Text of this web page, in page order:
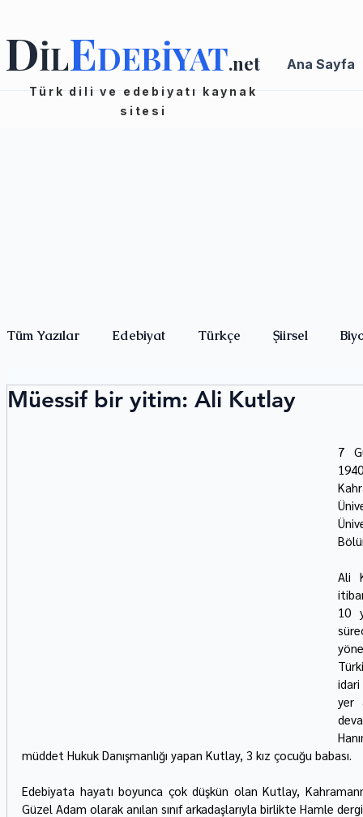
DİLEDEBİYAT.net Ana Sayfa
Türk dili ve edebiyatı kaynak
sitesi
Tüm Yazılar Edebiyat Türkçe Şiirsel
Müessif bir yitim: Ali Kutlay
7
Ali
10
yer
müddet Hukuk Danışmanlığı yapan Kutlay, 3 kız çocuğu babası.
Edebiyata hayatı boyunca çok düşkün olan Kutlay,
Güzel Adam olarak anılan sınıf arkadaşlarıyla birlikte Hamle